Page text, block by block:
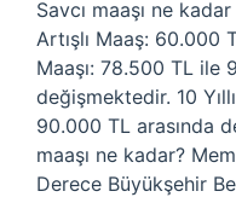
Savcı maaşı ne
Artışlı Maaş: 60.000
Maaşı: 78.500 TL ile
değişmektedir. 10
90.000 TL arasında
maaşı ne kadar?
Derece Büyükşehir